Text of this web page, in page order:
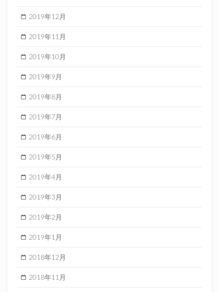
2019年12月
2019年11月
2019年10月
2019年9月
2019年8月
2019年7月
2019年6月
2019年5月
2019年4月
2019年3月
2019年2月
2019年1月
2018年12月
2018年11月